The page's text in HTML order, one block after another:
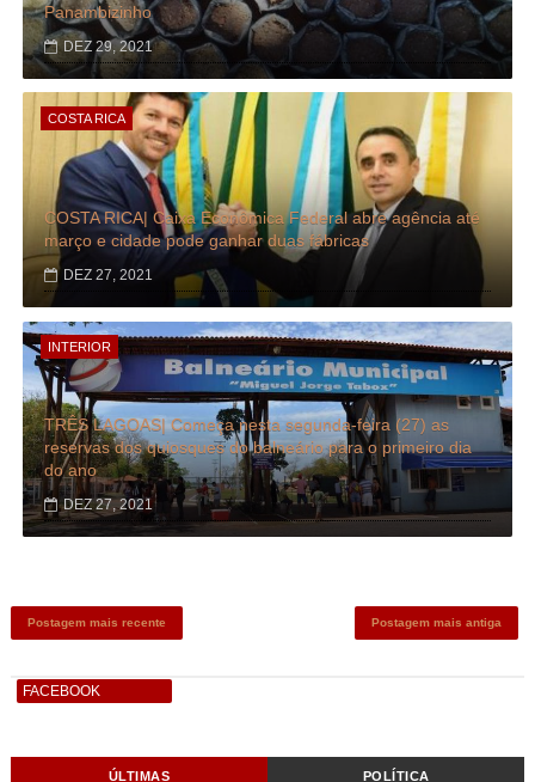
Panambizinho
DEZ 29, 2021
COSTA RICA
COSTA RICA| Caixa Econômica Federal abre agência até
março e cidade pode ganhar duas fábricas
DEZ 27, 2021
INTERIOR
TRÊS LAGOAS| Começa nesta segunda-feira (27) as
reservas dos quiosques do balneário para o primeiro dia
do ano
DEZ 27, 2021
Postagem mais recente Postagem mais antiga
FACEBOOK
ÚLTIMAS POLÍTICA